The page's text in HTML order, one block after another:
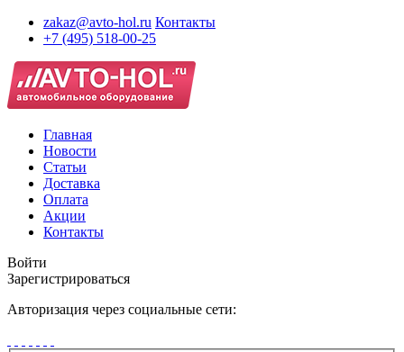
zakaz@avto-hol.ru Контакты
+7 (495) 518-00-25
Главная
Новости
Статьи
Доставка
Оплата
Акции
Контакты
Войти
Зарегистрироваться
Авторизация через социальные сети: